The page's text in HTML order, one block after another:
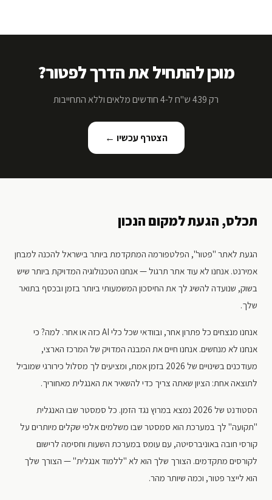
מוכן להתחיל את הדרך לפטור?
רק 439 ש"ח ל-4 חודשים מלאים וללא התחייבות
הצטרף עכשיו ←
תכלס, הגעת למקום הנכון
הגעת לאתר "פטור", הפלטפורמה המתקדמת ביותר בישראל להכנה למבחן
אמירנט. אנחנו לא עוד אתר תרגול — אנחנו הטכנולוגיה המדויקת ביותר שיש
בשוק, שנועדה להשיג לך את החיסכון המשמעותי ביותר בזמן ובכסף בתואר
שלך.
אנחנו מנצחים כל פתרון אחר, ובוודאי שכל כלי AI כזה או אחר. למה? כי
אנחנו לא מנחשים. אנחנו חיים את המבנה המדויק של המרכז הארצי,
מעודכנים בשינויים של 2026 בזמן אמת, ומציעים לך מסלול כירורגי שמוביל
לתוצאה אחת: הציון שאתה צריך כדי להשאיר את האנגלית מאחוריך.
הסטודנט של 2026 נמצא במרוץ נגד הזמן. כל סמסטר שבו האנגלית
"תקועה" לך במערכת הוא סמסטר שבו משלמים אלפי שקלים מיותרים על
קורסי חובה באוניברסיטה, עם עומס במערכת השעות וחסימה לרישום
לקורסים מתקדמים. הצורך שלך הוא לא "ללמוד אנגלית" — הצורך שלך
הוא לייצר פטור, וכמה שיותר מהר.